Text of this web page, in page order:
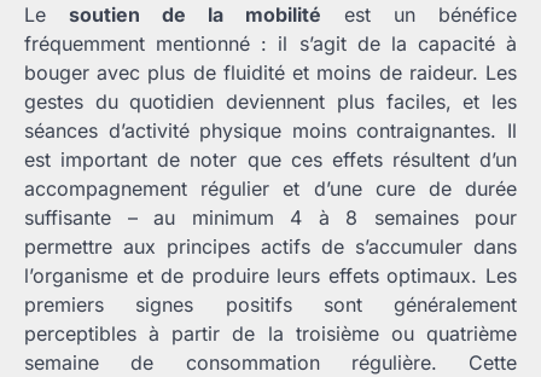
Le soutien de la mobilité est un bénéfice
fréquemment mentionné : il s’agit de la capacité à
bouger avec plus de fluidité et moins de raideur. Les
gestes du quotidien deviennent plus faciles, et les
séances d’activité physique moins contraignantes. Il
est important de noter que ces effets résultent d’un
accompagnement régulier et d’une cure de durée
suffisante – au minimum 4 à 8 semaines pour
permettre aux principes actifs de s’accumuler dans
l’organisme et de produire leurs effets optimaux. Les
premiers signes positifs sont généralement
perceptibles à partir de la troisième ou quatrième
semaine de consommation régulière. Cette